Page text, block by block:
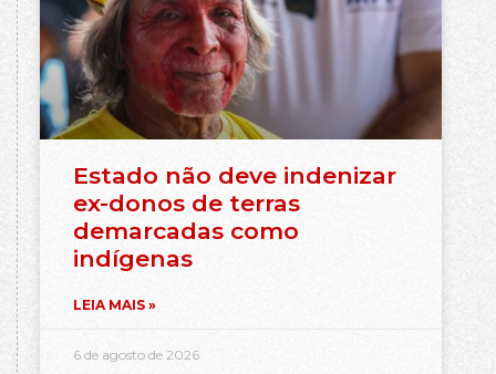
Estado não deve indenizar
ex-donos de terras
demarcadas como
indígenas
LEIA MAIS »
6 de agosto de 2026